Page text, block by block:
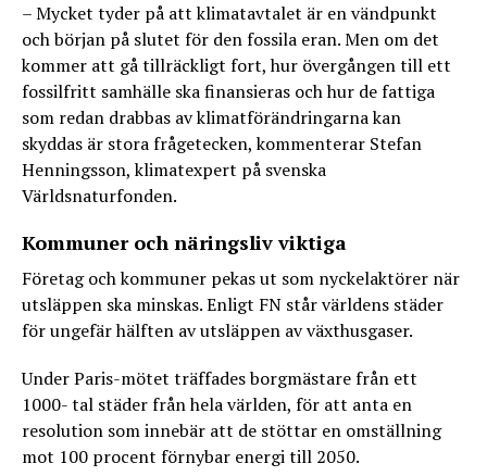
– Mycket tyder på att klimatavtalet är en vändpunkt
och början på slutet för den fossila eran. Men om det
kommer att gå tillräckligt fort, hur övergången till ett
fossilfritt samhälle ska finansieras och hur de fattiga
som redan drabbas av klimatförändringarna kan
skyddas är stora frågetecken, kommenterar Stefan
Henningsson, klimatexpert på svenska
Världsnaturfonden.
Kommuner och näringsliv viktiga
Företag och kommuner pekas ut som nyckelaktörer när
utsläppen ska minskas. Enligt FN står världens städer
för ungefär hälften av utsläppen av växthusgaser.
Under Paris-mötet träffades borgmästare från ett
1000- tal städer från hela världen, för att anta en
resolution som innebär att de stöttar en omställning
mot 100 procent förnybar energi till 2050.